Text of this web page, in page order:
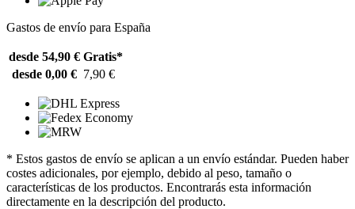
Gastos de envío para España
desde 54,90 € Gratis*
desde 0,00 € 7,90 €
* Estos gastos de envío se aplican a un envío estándar. Pueden haber
costes adicionales, por ejemplo, debido al peso, tamaño o
características de los productos. Encontrarás esta información
directamente en la descripción del producto.